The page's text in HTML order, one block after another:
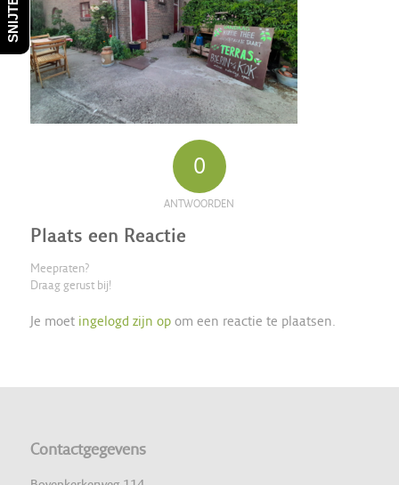
0
ANTWOORDEN
Plaats een Reactie
Meepraten?
Draag gerust bij!
Je moet ingelogd zijn opom een reactie te plaatsen.
Contactgegevens